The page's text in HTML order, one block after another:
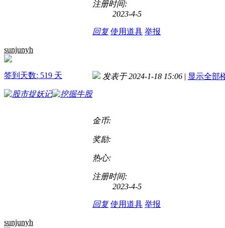
注册时间:
2023-4-5
回复 使用道具 举报
sunjunyh
签到天数: 519 天 发表于 2024-1-18 15:06 | 显示全部
金币:
奖励:
热心:
注册时间:
2023-4-5
回复 使用道具 举报
sunjunyh